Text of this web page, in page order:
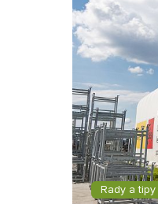
Rady a